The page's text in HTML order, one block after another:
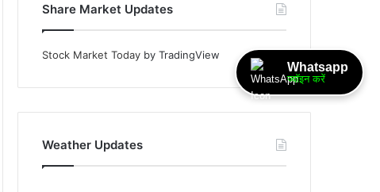
Share Market Updates
Stock Market Today by TradingView
Weather Updates
Whatsapp
ज्वॉइन करें